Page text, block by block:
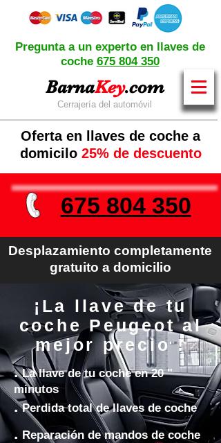
BarnaKey.com
Cerrajería del automóvil
Oferta en llaves de coche a
domicilo 25% de descuento
675 804 350
Desplazamiento completamente
gratuito a domicilio
Pregunta a un experto en llaves de
coche 675 804 350
¡La llave de tu
coche Peugeot al
mejor precio !
.La llave de tu coche en 20 "
minutos
.Perdida total de llaves de coche
. Reparación de mandos de coche